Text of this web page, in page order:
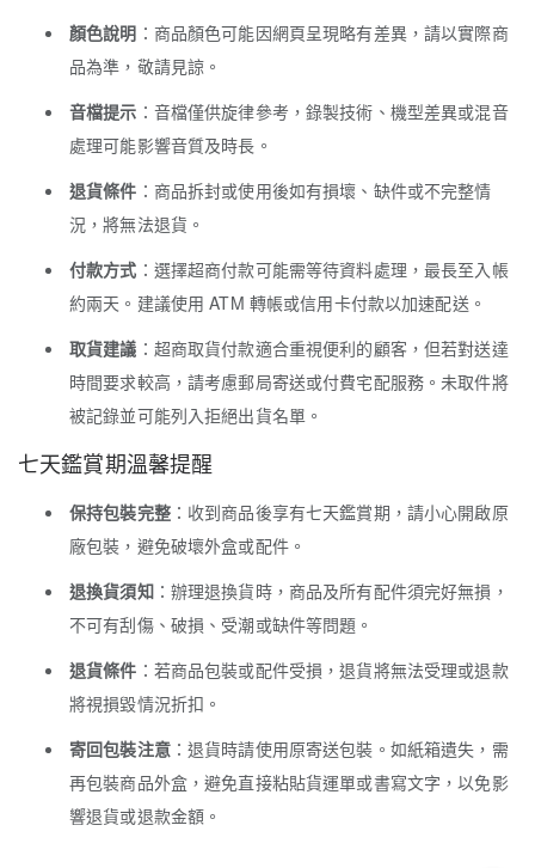
顏色說明 ：商品顏色可能因網頁呈現略有差異，請以實際商
品為準，敬請見諒。
音檔提示 ：音檔僅供旋律參考，錄製技術、機型差異或混音
處理可能影響音質及時長。
退貨條件 ：商品拆封或使用後如有損壞、缺件或不完整情
況，將無法退貨。
付款方式 ：選擇超商付款可能需等待資料處理，最長至入帳
約兩天。建議使用 ATM 轉帳或信用卡付款以加速配送。
取貨建議 ：超商取貨付款適合重視便利的顧客，但若對送達
時間要求較高，請考慮郵局寄送或付費宅配服務。未取件將
被記錄並可能列入拒絕出貨名單。
七天鑑賞期溫馨提醒
保持包裝完整：收到商品後享有七天鑑賞期，請小心開啟原
廠包裝，避免破壞外盒或配件。
退換貨須知：辦理退換貨時，商品及所有配件須完好無損，
不可有刮傷、破損、受潮或缺件等問題。
退貨條件 ：若商品包裝或配件受損，退貨將無法受理或退款
將視損毀情況折扣。
寄回包裝注意：退貨時請使用原寄送包裝。如紙箱遺失，需
再包裝商品外盒，避免直接粘貼貨運單或書寫文字，以免影
響退貨或退款金額。